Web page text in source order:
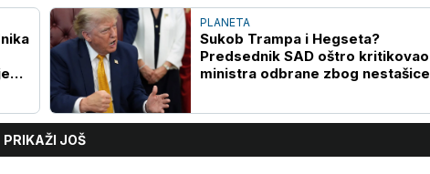
PLANETA
Sukob Trampa i Hegseta?
Predsednik SAD oštro kritikovao
ministra odbrane zbog nestašice
PRIKAŽI JOŠ